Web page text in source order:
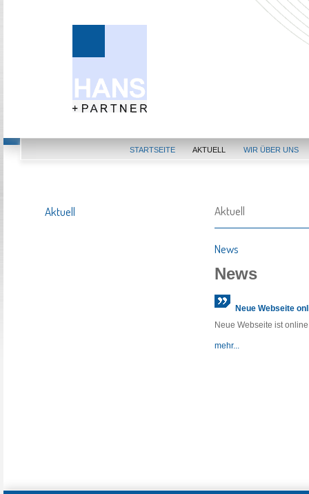
STARTSEITE AKTUELL WIR ÜBER UNS
Aktuell Aktuell
News
News
Neue Webseite
Neue Webseite ist
mehr...